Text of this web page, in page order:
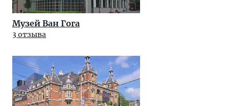
Музей Ван Гога
3 отзыва